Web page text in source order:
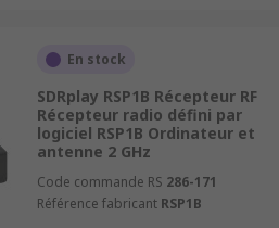
En stock
SDRplay RSP1B Récepteur RF
Récepteur radio défini par
logiciel RSP1B Ordinateur et
antenne 2 GHz
Code commande RS 286-171
Référence fabricant RSP1B